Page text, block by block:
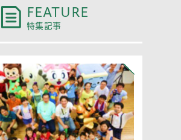
FEATURE
特集記事